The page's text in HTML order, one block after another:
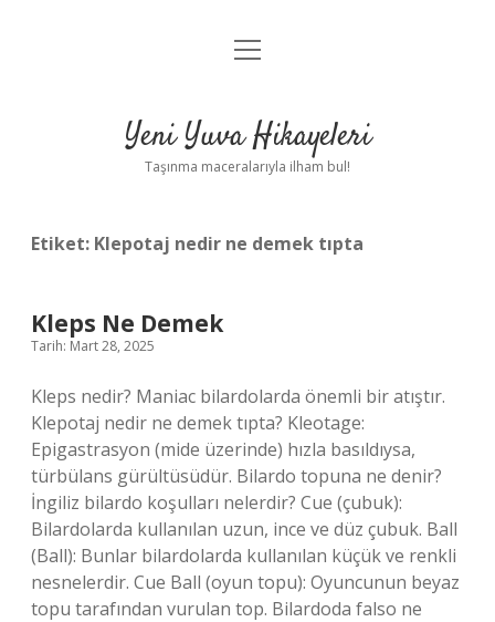
Anasayfa
Yasal Uyarı
menüyü
Yeni Yuva Hikayeleri
Taşınma maceralarıyla ilham bul!
Etiket: Klepotaj nedir ne demek tıpta
Kleps Ne Demek
Tarih: Mart 28, 2025
Kleps nedir? Maniac bilardolarda önemli bir atıştır.
Klepotaj nedir ne demek tıpta? Kleotage:
Epigastrasyon (mide üzerinde) hızla basıldıysa,
türbülans gürültüsüdür. Bilardo topuna ne denir?
İngiliz bilardo koşulları nelerdir? Cue (çubuk):
Bilardolarda kullanılan uzun, ince ve düz çubuk. Ball
(Ball): Bunlar bilardolarda kullanılan küçük ve renkli
nesnelerdir. Cue Ball (oyun topu): Oyuncunun beyaz
topu tarafından vurulan top. Bilardoda falso ne